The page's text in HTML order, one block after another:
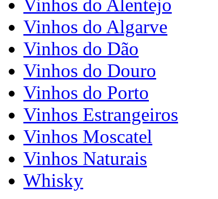
Vinhos do Alentejo
Vinhos do Algarve
Vinhos do Dão
Vinhos do Douro
Vinhos do Porto
Vinhos Estrangeiros
Vinhos Moscatel
Vinhos Naturais
Whisky